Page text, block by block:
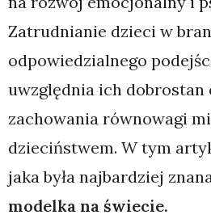
Zatrudnianie dzieci w
odpowiedzialnego
uwzględnia ich dobrostan
zachowania równowagi
dzieciństwem. W tym
jaka była najbardziej
modelka na świecie.